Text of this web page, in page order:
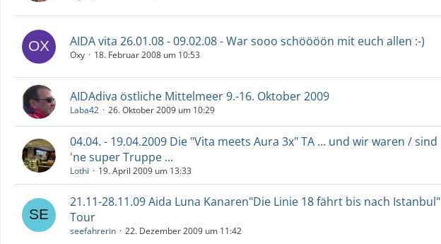
AIDA vita 26.01.08 - 09.02.08 - War sooo schöööön mit euch allen :-)
Oxy 18. Februar 2008 um 10:53
AIDAdiva östliche Mittelmeer 9.-16. Oktober 2009
Laba42 26. Oktober 2009 um 10:29
04.04. - 19.04.2009 Die "Vita meets Aura 3x" TA ... und wir waren / sind
'ne super Truppe ...
Lothi 19. April 2009 um 13:33
21.11-28.11.09 Aida Luna Kanaren"Die Linie 18 fährt bis nach Istanbul"
Tour
seefahrerin 22. Dezember 2009 um 11:42